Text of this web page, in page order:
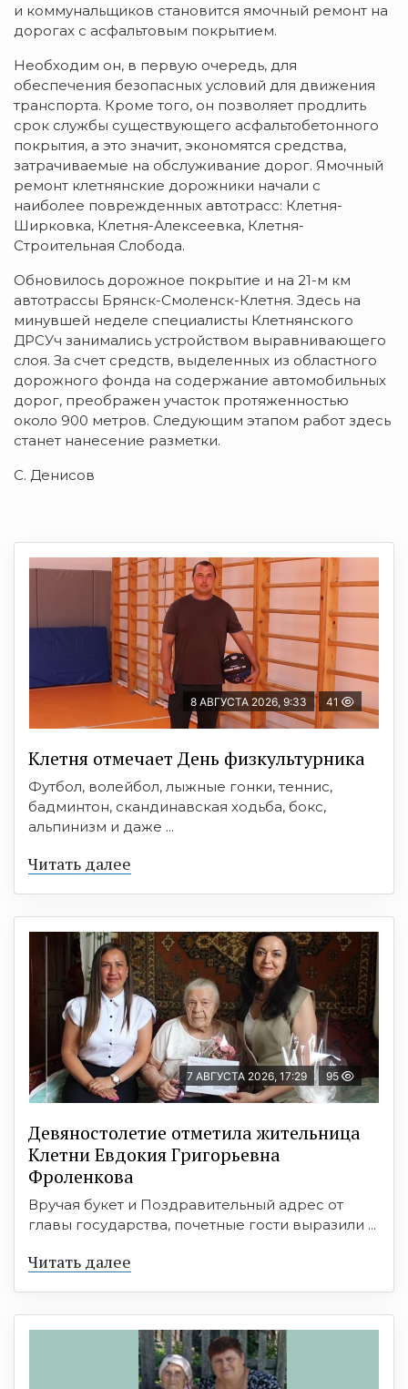
и коммунальщиков становится ямочный ремонт на
дорогах с асфальтовым покрытием.
Необходим он, в первую очередь, для
обеспечения безопасных условий для движения
транспорта. Кроме того, он позволяет продлить
срок службы существующего асфальтобетонного
покрытия, а это значит, экономятся средства,
затрачиваемые на обслуживание дорог. Ямочный
ремонт клетнянские дорожники начали с
наиболее поврежденных автотрасс: Клетня-
Ширковка, Клетня-Алексеевка, Клетня-
Строительная Слобода.
Обновилось дорожное покрытие и на 21-м км
автотрассы Брянск-Смоленск-Клетня. Здесь на
минувшей неделе специалисты Клетнянского
ДРСУч занимались устройством выравнивающего
слоя. За счет средств, выделенных из областного
дорожного фонда на содержание автомобильных
дорог, преображен участок протяженностью
около 900 метров. Следующим этапом работ здесь
станет нанесение разметки.
С. Денисов
8 АВГУСТА 2026, 9:33 41
Клетня отмечает День физкультурника
Футбол, волейбол, лыжные гонки, теннис,
бадминтон, скандинавская ходьба, бокс,
альпинизм и даже ...
Читать далее
7 АВГУСТА 2026, 17:29 95
Девяностолетие отметила жительница
Клетни Евдокия Григорьевна
Фроленкова
Вручая букет и Поздравительный адрес от
главы государства, почетные гости выразили ...
Читать далее